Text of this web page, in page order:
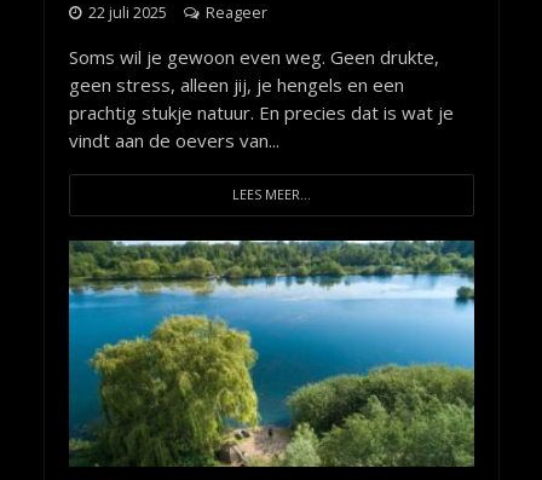
22 juli 2025 Reageer
Soms wil je gewoon even weg. Geen drukte,
geen stress, alleen jij, je hengels en een
prachtig stukje natuur. En precies dat is wat je
vindt aan de oevers van...
LEES MEER...